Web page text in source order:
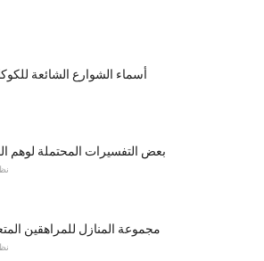
أسماء الشوارع الشائعة
بعض التفسيرات المحتملة لوهم
مجموعة المنازل للمراهقين